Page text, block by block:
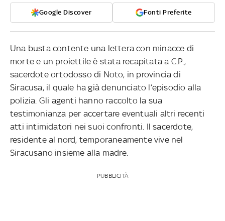
Google Discover Fonti Preferite
Una busta contente una lettera con minacce di
morte e un proiettile è stata recapitata a C.P.,
sacerdote ortodosso di Noto, in provincia di
Siracusa, il quale ha già denunciato l’episodio alla
polizia. Gli agenti hanno raccolto la sua
testimonianza per accertare eventuali altri recenti
atti intimidatori nei suoi confronti. Il sacerdote,
residente al nord, temporaneamente vive nel
Siracusano insieme alla madre.
PUBBLICITÀ